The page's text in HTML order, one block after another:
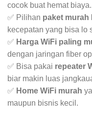
cocok buat hemat biaya.
✅ Pilihan paket murah
kecepatan yang bisa lo
✅ Harga WiFi paling
dengan jaringan fiber
✅ Bisa pakai repeater
biar makin luas
✅ Home WiFi murah
maupun bisnis kecil.